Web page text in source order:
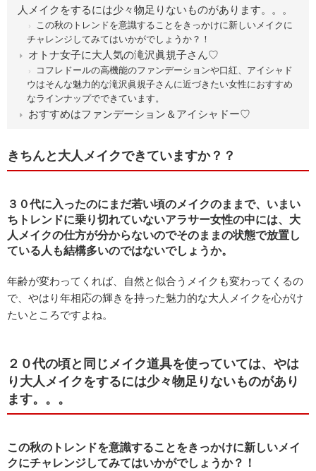
人メイクをするには少々物足りないものがあります。。。
この秋のトレンドを意識することをきっかけに新しいメイクに
チャレンジしてみてはいかがでしょうか？！
オトナ女子に大人気の滝沢眞規子さん♡
コフレドールの高機能のファンデーションや口紅、アイシャド
ウはそんな魅力的な滝沢眞規子さんに近づきたい女性におすすめ
なラインナップでできています。
おすすめはファンデーション＆アイシャドー♡
きちんと大人メイクできていますか？？
３０代に入ったのにまだ若い頃のメイクのままで、いまい
ちトレンドに乗り切れていないアラサー女性の中には、大
人メイクの仕方が分からないのでそのままの状態で放置し
ている人も結構多いのではないでしょうか。
年齢が変わってくれば、自然と似合うメイクも変わってくるの
で、やはり年相応の輝きを持った魅力的な大人メイクを心がけ
たいところですよね。
２０代の頃と同じメイク道具を使っていては、やは
り大人メイクをするには少々物足りないものがあり
ます。。。
この秋のトレンドを意識することをきっかけに新しいメイ
クにチャレンジしてみてはいかがでしょうか？！